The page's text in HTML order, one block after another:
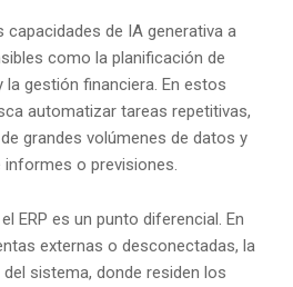
capacidades de IA generativa a
como la planificación de
gestión financiera. En estos
automatizar tareas repetitivas,
grandes volúmenes de datos y
o previsiones.
ERP es un punto diferencial. En
externas o desconectadas, la
sistema, donde residen los